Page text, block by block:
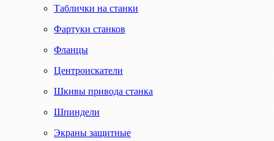
Таблички на станки
Фартуки станков
Фланцы
Центроискатели
Шкивы привода станка
Шпиндели
Экраны защитные